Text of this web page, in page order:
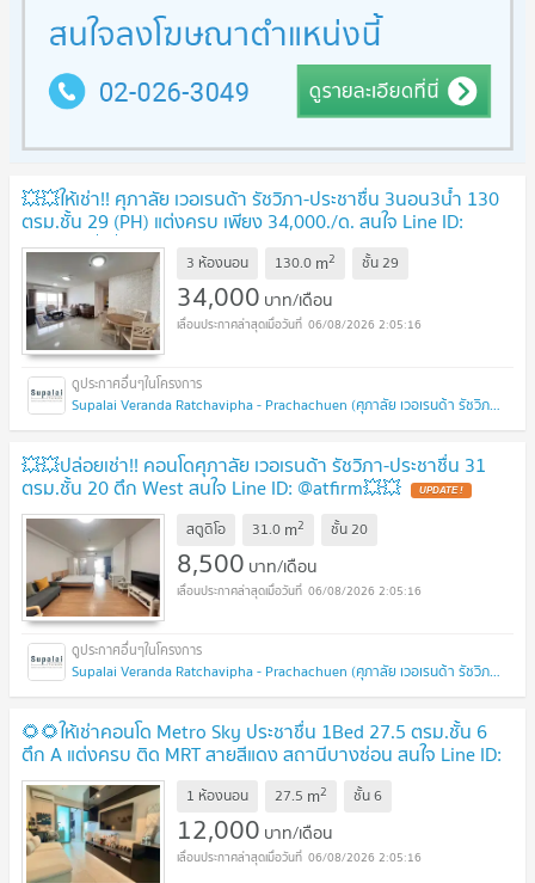
💥💥ให้เช่า!! ศุภาลัย เวอเรนด้า รัชวิภา-ประชาชื่น 3นอน3น้ำ 130
ตรม.ชั้น 29 (PH) แต่งครบ เพียง 34,000./ด. สนใจ Line ID:
@atfirm💥💥
3 ห้องนอน 130.0 m2 ชั้น29
34,000 บาท/เดือน
06/08/2026 2:05:16
Supalai Veranda Ratchavipha - Prachachuen (ศุภาลัย เวอเรนด้า รัชวิภา - ประชาชื่น)
💥💥ปล่อยเช่า!! คอนโดศุภาลัย เวอเรนด้า รัชวิภา-ประชาชื่น 31
ตรม.ชั้น 20 ตึก West สนใจ Line ID: @atfirm💥💥
สตูดิโอ 31.0 m2 ชั้น20
8,500 บาท/เดือน
06/08/2026 2:05:16
Supalai Veranda Ratchavipha - Prachachuen (ศุภาลัย เวอเรนด้า รัชวิภา - ประชาชื่น)
🌻🌻ให้เช่าคอนโด Metro Sky ประชาชื่น 1Bed 27.5 ตรม.ชั้น 6
ตึก A แต่งครบ ติด MRT สายสีแดง สถานีบางซ่อน สนใจ Line ID:
@atfirm🌻🌻
1 ห้องนอน 27.5 m2 ชั้น6
12,000 บาท/เดือน
06/08/2026 2:05:16